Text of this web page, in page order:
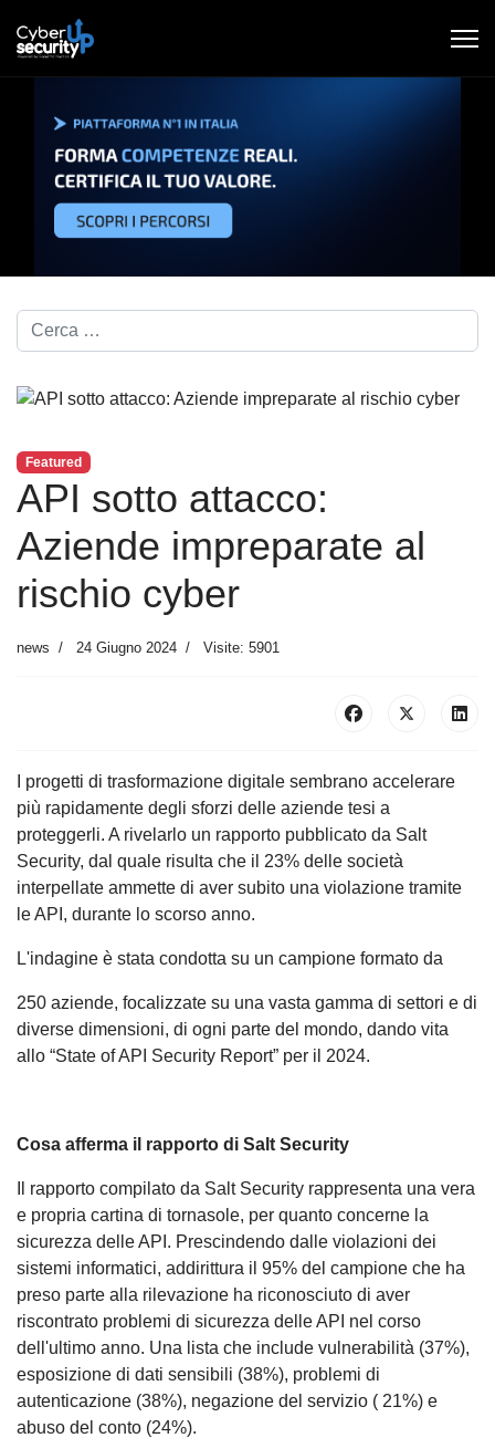
Cerca nel blog...
Featured
API sotto attacco:
Aziende impreparate al
rischio cyber
news 24 Giugno 2024 Visite: 5901
I progetti di trasformazione digitale sembrano accelerare
più rapidamente degli sforzi delle aziende tesi a
proteggerli. A rivelarlo un rapporto pubblicato da Salt
Security, dal quale risulta che il 23% delle società
interpellate ammette di aver subito una violazione tramite
le API, durante lo scorso anno.
L'indagine è stata condotta su un campione formato da
250 aziende, focalizzate su una vasta gamma di settori e di
diverse dimensioni, di ogni parte del mondo, dando vita
allo “State of API Security Report” per il 2024.
Cosa afferma il rapporto di Salt Security
Il rapporto compilato da Salt Security rappresenta una vera
e propria cartina di tornasole, per quanto concerne la
sicurezza delle API. Prescindendo dalle violazioni dei
sistemi informatici, addirittura il 95% del campione che ha
preso parte alla rilevazione ha riconosciuto di aver
riscontrato problemi di sicurezza delle API nel corso
dell'ultimo anno. Una lista che include vulnerabilità (37%),
esposizione di dati sensibili (38%), problemi di
autenticazione (38%), negazione del servizio ( 21%) e
abuso del conto (24%).